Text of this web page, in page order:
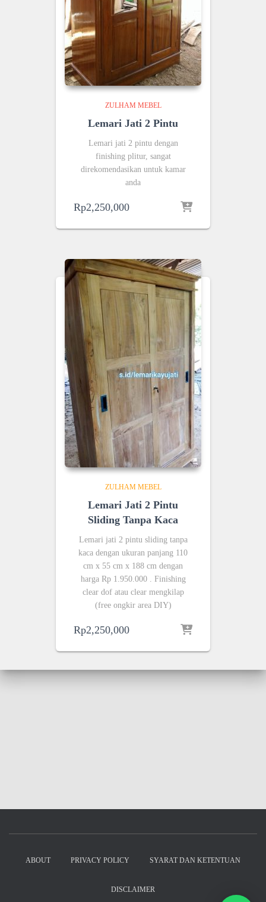
ZULHAM MEBEL
Lemari Jati 2 Pintu
Lemari jati 2 pintu dengan
finishing plitur, sangat
direkomendasikan untuk kamar
anda
Rp2,250,000
ZULHAM MEBEL
Lemari Jati 2 Pintu
Sliding Tanpa Kaca
Lemari jati 2 pintu sliding tanpa
kaca dengan ukuran panjang 110
cm x 55 cm x 188 cm dengan
harga Rp 1.950.000 . Finishing
clear dof atau clear mengkilap
(free ongkir area DIY)
Rp2,250,000
ABOUT PRIVACY POLICY SYARAT DAN KETENTUAN
DISCLAIMER